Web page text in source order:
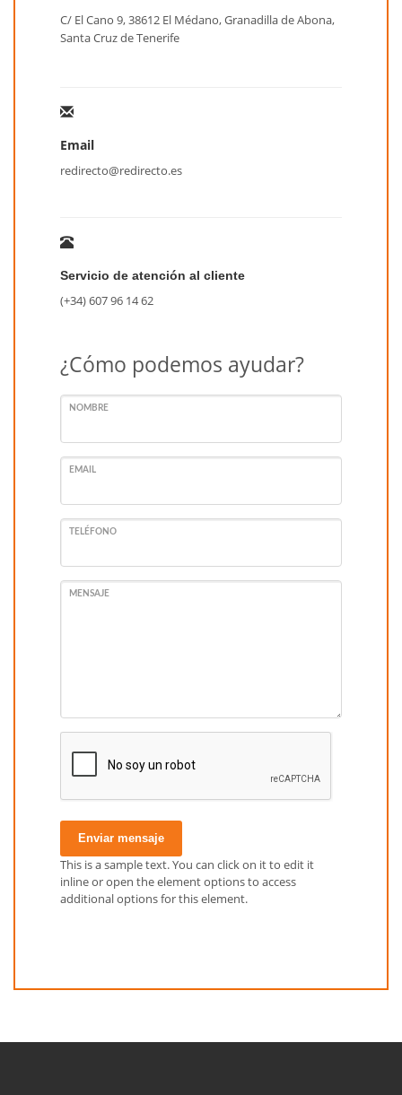
C/ El Cano 9, 38612 El Médano, Granadilla de Abona,
Santa Cruz de Tenerife
Email
redirecto@redirecto.es
Servicio de atención al cliente
(+34) 607 96 14 62
¿Cómo podemos ayudar?
NOMBRE
EMAIL
TELÉFONO
MENSAJE
Enviar mensaje
This is a sample text. You can click on it to edit it
inline or open the element options to access
additional options for this element.